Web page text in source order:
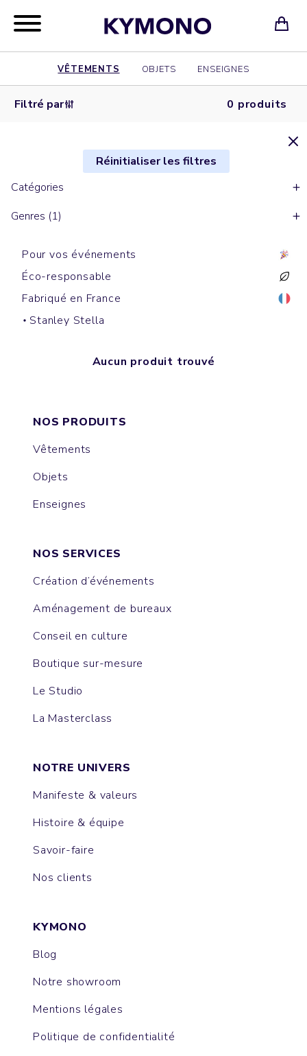
VÊTEMENTS OBJETS ENSEIGNES
Filtré par 0 produits
Réinitialiser les filtres
Catégories
Genres (1)
Pour vos événements
Éco-responsable
Fabriqué en France
Stanley Stella
Aucun produit trouvé
NOS PRODUITS
Vêtements
Objets
Enseignes
NOS SERVICES
Création d’événements
Aménagement de bureaux
Conseil en culture
Boutique sur-mesure
Le Studio
La Masterclass
NOTRE UNIVERS
Manifeste & valeurs
Histoire & équipe
Savoir-faire
Nos clients
KYMONO
Blog
Notre showroom
Mentions légales
Politique de confidentialité